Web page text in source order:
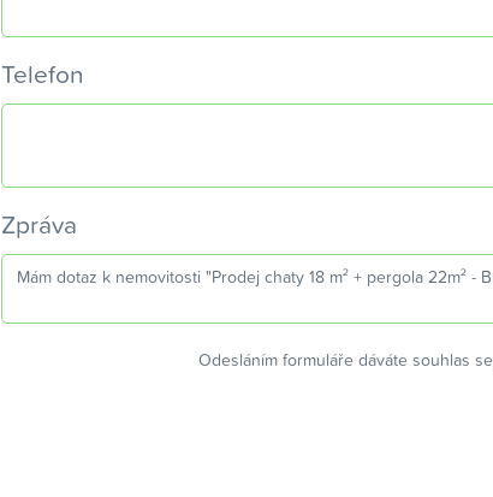
Telefon
Zpráva
Odesláním formuláře dáváte souhlas se